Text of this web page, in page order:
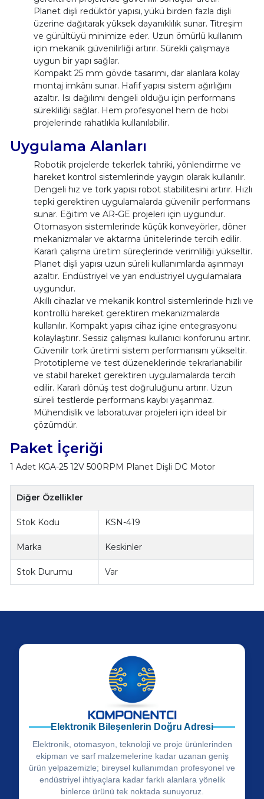
Planet dişli redüktör yapısı, yükü birden fazla dişli
üzerine dağıtarak yüksek dayanıklılık sunar. Titreşim
ve gürültüyü minimize eder. Uzun ömürlü kullanım
için mekanik güvenilirliği artırır. Sürekli çalışmaya
uygun bir yapı sağlar.
Kompakt 25 mm gövde tasarımı, dar alanlara kolay
montaj imkânı sunar. Hafif yapısı sistem ağırlığını
azaltır. Isı dağılımı dengeli olduğu için performans
sürekliliği sağlar. Hem profesyonel hem de hobi
projelerinde rahatlıkla kullanılabilir.
Uygulama Alanları
Robotik projelerde tekerlek tahriki, yönlendirme ve
hareket kontrol sistemlerinde yaygın olarak kullanılır.
Dengeli hız ve tork yapısı robot stabilitesini artırır. Hızlı
tepki gerektiren uygulamalarda güvenilir performans
sunar. Eğitim ve AR-GE projeleri için uygundur.
Otomasyon sistemlerinde küçük konveyörler, döner
mekanizmalar ve aktarma ünitelerinde tercih edilir.
Kararlı çalışma üretim süreçlerinde verimliliği yükseltir.
Planet dişli yapısı uzun süreli kullanımlarda aşınmayı
azaltır. Endüstriyel ve yarı endüstriyel uygulamalara
uygundur.
Akıllı cihazlar ve mekanik kontrol sistemlerinde hızlı ve
kontrollü hareket gerektiren mekanizmalarda
kullanılır. Kompakt yapısı cihaz içine entegrasyonu
kolaylaştırır. Sessiz çalışması kullanıcı konforunu artırır.
Güvenilir tork üretimi sistem performansını yükseltir.
Prototipleme ve test düzeneklerinde tekrarlanabilir
ve stabil hareket gerektiren uygulamalarda tercih
edilir. Kararlı dönüş test doğruluğunu artırır. Uzun
süreli testlerde performans kaybı yaşanmaz.
Mühendislik ve laboratuvar projeleri için ideal bir
çözümdür.
Paket İçeriği
1 Adet KGA-25 12V 500RPM Planet Dişli DC Motor
Diğer Özellikler
Stok Kodu KSN-419
Marka Keskinler
Stok Durumu Var
Elektronik Bileşenlerin Doğru Adresi
Elektronik, otomasyon, teknoloji ve proje ürünlerinden
ekipman ve sarf malzemelerine kadar uzanan geniş
ürün yelpazemizle; bireysel kullanımdan profesyonel ve
endüstriyel ihtiyaçlara kadar farklı alanlara yönelik
binlerce ürünü tek noktada sunuyoruz.